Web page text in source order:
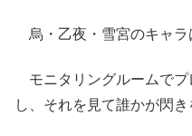
烏・乙夜・雪宮のキャラ
モニタリングルームでプ
し、それを見て誰かが閃